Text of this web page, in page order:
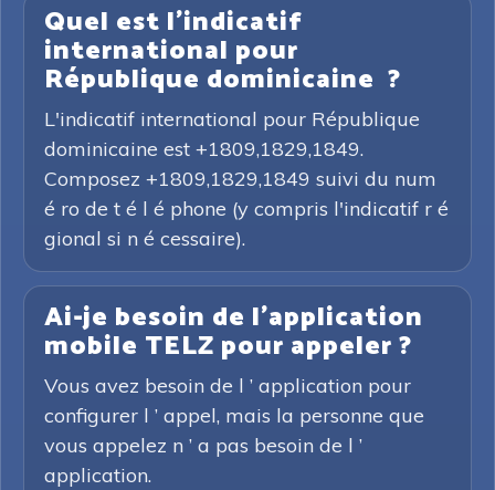
Quel est l'indicatif
international pour
République dominicaine ?
L'indicatif international pour République
dominicaine est +1809,1829,1849.
Composez +1809,1829,1849 suivi du num
é ro de t é l é phone (y compris l'indicatif r é
gional si n é cessaire).
Ai-je besoin de l'application
mobile TELZ pour appeler ?
Vous avez besoin de l ’ application pour
configurer l ’ appel, mais la personne que
vous appelez n ’ a pas besoin de l ’
application.